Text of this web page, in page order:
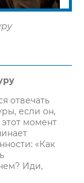
отвечать
если он,
этот момент
«Как
Иди,